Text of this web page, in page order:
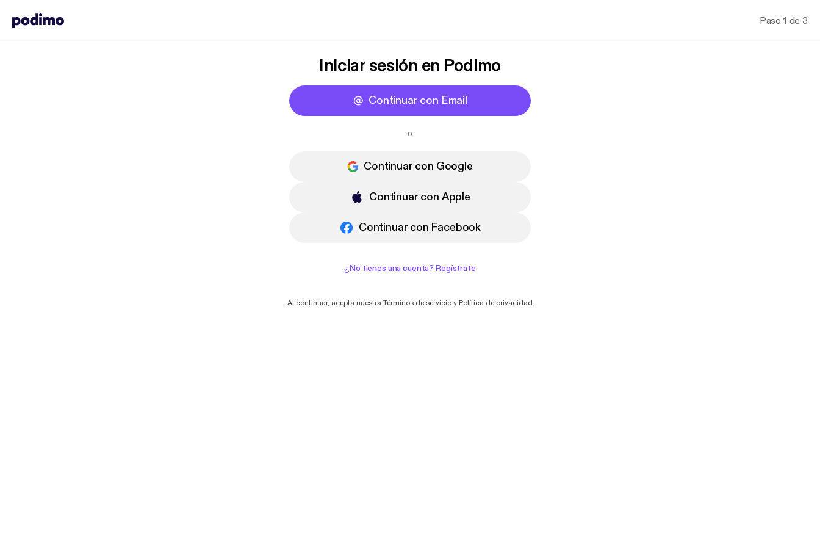
Paso 1 de 3
Iniciar sesión en Podimo
Continuar con Email
o
Continuar con Google
Continuar con Apple
Continuar con Facebook
¿No tienes una cuenta? Regístrate
Al continuar, acepta nuestra Términos de servicio y Política de privacidad